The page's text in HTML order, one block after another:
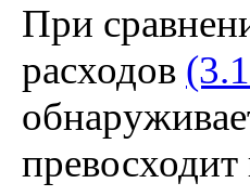
При
расходов